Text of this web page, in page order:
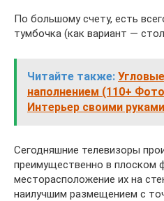
По большому счету, есть
тумбочка (как вариант —
Читайте также:
наполнением (110+
Интерьер своими руками
Сегодняшние телевизоры
преимущественно в плоском
месторасположение их на
наилучшим размещением с